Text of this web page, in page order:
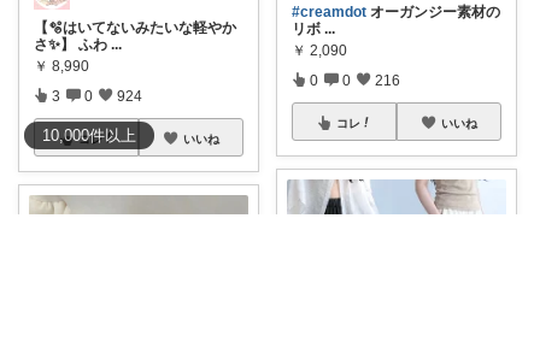
10,000件以上
【🫧はいてないみたいな軽やか
さ✨】 ふわ ...
￥ 8,990
3 0 924
コレ いいね
#creamdot オーガンジー素材の
リボ ...
￥ 2,090
0 0 216
コレ いいね